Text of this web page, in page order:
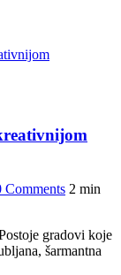
Comments 2 min
gradovi koje
šarmantna